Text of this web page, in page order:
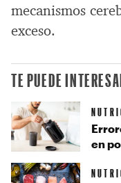
mecanismos
exceso.
TE PUEDE
en